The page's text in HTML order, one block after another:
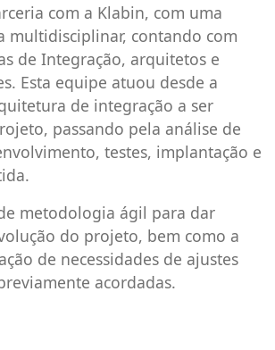
com a Klabin, com uma
multidisciplinar, contando com
de Integração, arquitetos e
Esta equipe atuou desde a
de integração a ser
passando pela análise de
testes, implantação e
metodologia ágil para dar
do projeto, bem como a
de necessidades de ajustes
acordadas.